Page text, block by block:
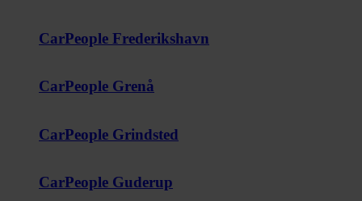
CarPeople Frederikshavn
CarPeople Grenå
CarPeople Grindsted
CarPeople Guderup